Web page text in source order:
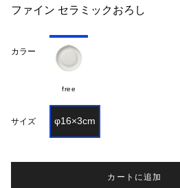
ファイン セラミックおろし
カラー
free
サイズ φ16×3cm
カートに追加